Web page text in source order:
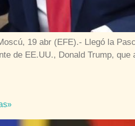
19 abr (EFE).- Llegó la
de EE.UU., Donald Trump, que